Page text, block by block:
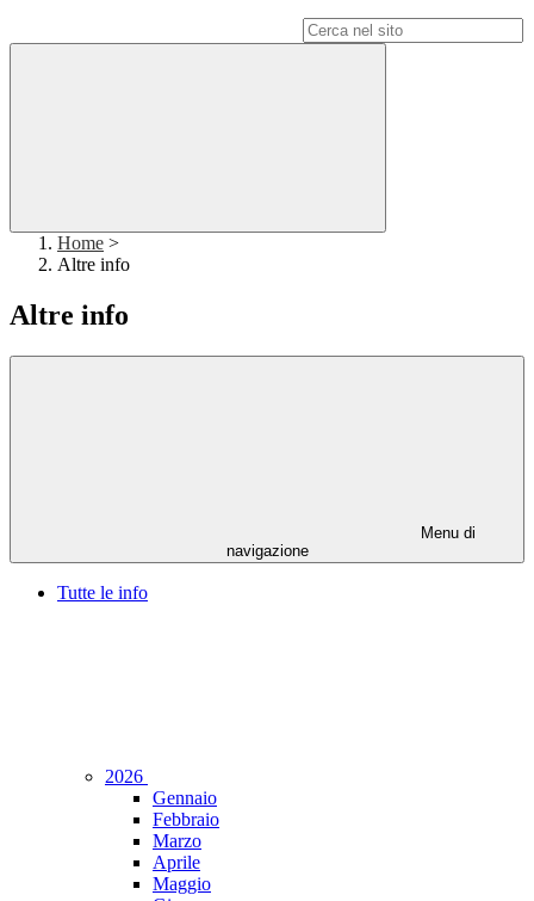
Home >
Altre info
Altre info
Menu di
navigazione
Tutte le info
2026
Gennaio
Febbraio
Marzo
Aprile
Maggio